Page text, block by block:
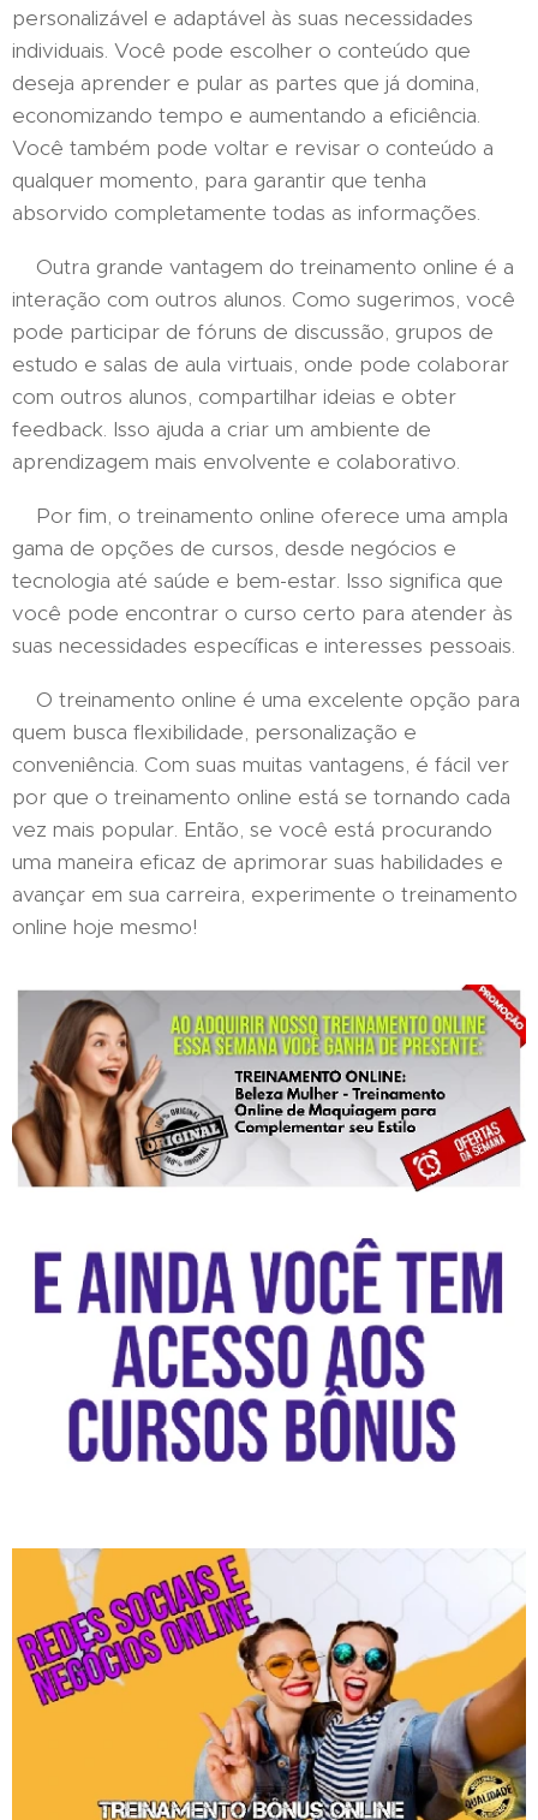
personalizável e adaptável às suas necessidades
individuais. Você pode escolher o conteúdo que
deseja aprender e pular as partes que já domina,
economizando tempo e aumentando a eficiência.
Você também pode voltar e revisar o conteúdo a
qualquer momento, para garantir que tenha
absorvido completamente todas as informações.
Outra grande vantagem do treinamento online é a
interação com outros alunos. Como sugerimos, você
pode participar de fóruns de discussão, grupos de
estudo e salas de aula virtuais, onde pode colaborar
com outros alunos, compartilhar ideias e obter
feedback. Isso ajuda a criar um ambiente de
aprendizagem mais envolvente e colaborativo.
Por fim, o treinamento online oferece uma ampla
gama de opções de cursos, desde negócios e
tecnologia até saúde e bem-estar. Isso significa que
você pode encontrar o curso certo para atender às
suas necessidades específicas e interesses pessoais.
O treinamento online é uma excelente opção para
quem busca flexibilidade, personalização e
conveniência. Com suas muitas vantagens, é fácil ver
por que o treinamento online está se tornando cada
vez mais popular. Então, se você está procurando
uma maneira eficaz de aprimorar suas habilidades e
avançar em sua carreira, experimente o treinamento
online hoje mesmo!